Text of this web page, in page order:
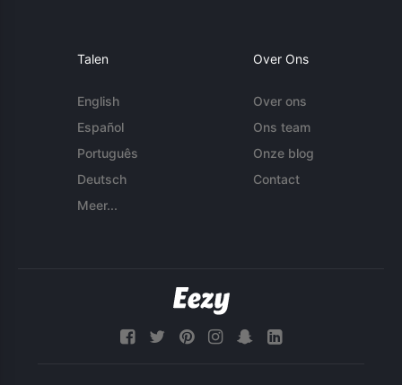
Talen
English
Español
Português
Deutsch
Meer...
Over Ons
Over ons
Ons team
Onze blog
Contact